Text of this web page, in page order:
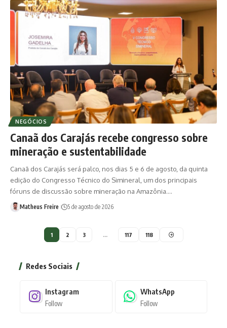
NEGÓCIOS
Canaã dos Carajás recebe congresso sobre
mineração e sustentabilidade
Canaã dos Carajás será palco, nos dias 5 e 6 de agosto, da quinta
edição do Congresso Técnico do Simineral, um dos principais
fóruns de discussão sobre mineração na Amazônia.…
Matheus Freire 5 de agosto de 2026
1 2 3 … 117 118
Redes Sociais
Instagram
Follow
WhatsApp
Follow